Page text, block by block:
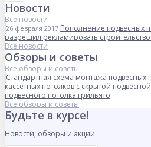
Новости
Все новости
26 февраля 2017 Пополнение подвесных
разрешил рекламировать
Все новости
Обзоры и советы
Все обзоры и советы
Стандартная схема монтажа подвесных
кассетных потолков с скрытой
подвесного потолка грильято
Все обзоры и советы
Будьте в курсе!
Новости, обзоры и акции